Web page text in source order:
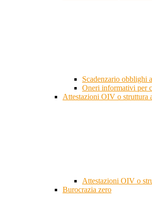
Scadenzario obblighi
Oneri informativi per
Attestazioni OIV o struttura
Attestazioni OIV o
Burocrazia zero